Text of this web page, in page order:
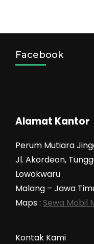
Facebook
Alamat Kantor
Perum Mutiara
Jl. Akordeon,
Lowokwaru
Malang – Jawa
Maps : Sewa Mobil
Kontak Kami